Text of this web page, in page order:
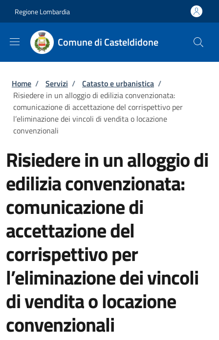
Regione Lombardia
Comune di Casteldidone
Briciole di pane
Home / Servizi / Catasto e urbanistica /
Risiedere in un alloggio di edilizia convenzionata:
comunicazione di accettazione del corrispettivo per
l’eliminazione dei vincoli di vendita o locazione
convenzionali
Risiedere in un alloggio di
edilizia convenzionata:
comunicazione di
accettazione del
corrispettivo per
l’eliminazione dei vincoli
di vendita o locazione
convenzionali